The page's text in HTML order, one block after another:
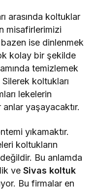
arasında koltuklar
misafirlerimizi
ise dinlenmek
kolay bir şekilde
temizlemek
koltukları
lekelerin
anlar yaşayacaktır.
yıkamaktır.
koltukların
Bu anlamda
veSivas koltuk
Bu firmalar en